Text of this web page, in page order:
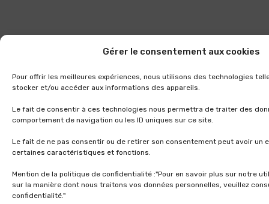
Gérer le consentement aux cookies
Pour offrir les meilleures expériences, nous utilisons des technologies
stocker et/ou accéder aux informations des appareils.
Le fait de consentir à ces technologies nous permettra de traiter des
comportement de navigation ou les ID uniques sur ce site.
Le fait de ne pas consentir ou de retirer son consentement peut avoir un
certaines caractéristiques et fonctions.
Mention de la politique de confidentialité :"Pour en savoir plus sur notre
sur la manière dont nous traitons vos données personnelles, veuillez
confidentialité."